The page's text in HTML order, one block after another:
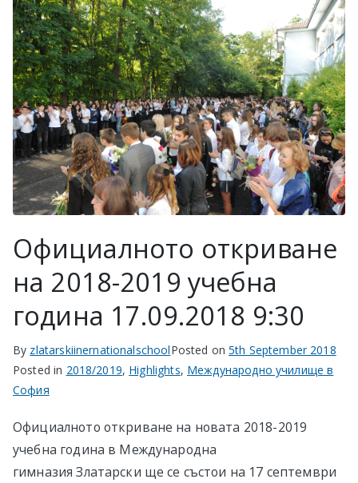
Официалното откриване
на 2018-2019 учебна
година 17.09.2018 9:30
By zlatarskiinernationalschoolPosted on5th September 2018
Posted in 2018/2019, Highlights, Международно училище в
София
Официалното откриване на новата 2018-2019
учебна година в Международна
гимназия Златарски ще се състои на 17 септември